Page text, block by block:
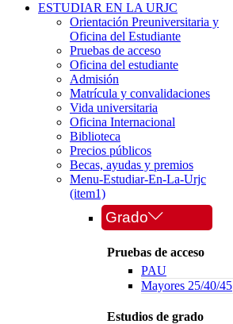
ESTUDIAR EN LA URJC
Orientación Preuniversitaria y
Oficina del Estudiante
Pruebas de acceso
Oficina del estudiante
Admisión
Matrícula y convalidaciones
Vida universitaria
Oficina Internacional
Biblioteca
Precios públicos
Becas, ayudas y premios
Menu-Estudiar-En-La-Urjc
(item1)
Grado
Pruebas de acceso
PAU
Mayores 25/40/45
Estudios de grado